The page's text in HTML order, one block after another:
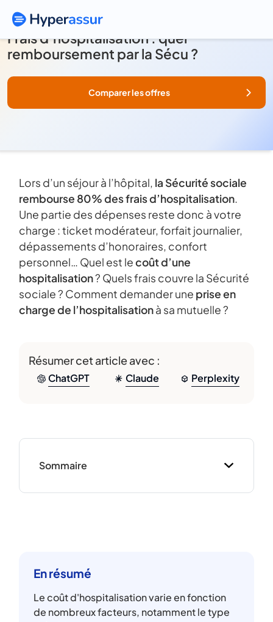
Frais d’hospitalisation : quel
remboursement par la Sécu ?
Comparer les offres
Lors d’un séjour à l’hôpital, la Sécurité sociale
rembourse 80% des frais d’hospitalisation.
Une partie des dépenses reste donc à votre
charge : ticket modérateur, forfait journalier,
dépassements d’honoraires, confort
personnel… Quel est lecoût d’une
hospitalisation? Quels frais couvre la Sécurité
sociale ? Comment demander une prise en
charge de l’hospitalisationà sa mutuelle ?
Résumer cet article avec :
ChatGPT Claude Perplexity
Sommaire
En résumé
Le coût d'hospitalisation varie en fonction
de nombreux facteurs, notamment le type